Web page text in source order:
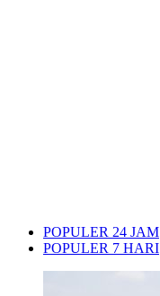
POPULER 24 JAM
POPULER 7 HARI